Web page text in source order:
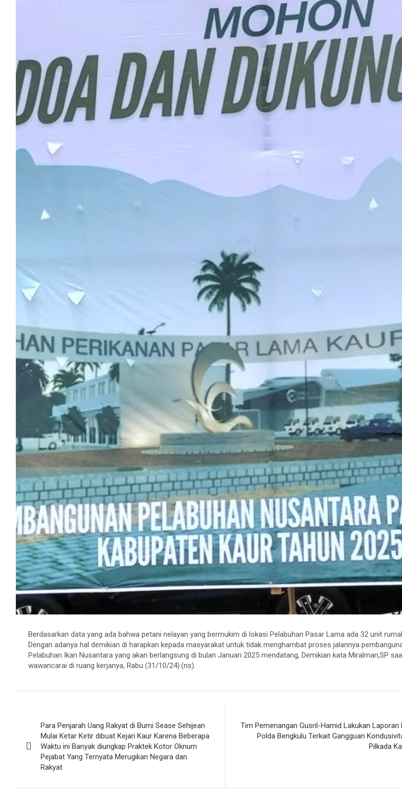
Berdasarkan data yang ada bahwa petani nelayan yang bermukim di lokasi Pelabuhan Pasar Lama ada 32 unit
Dengan adanya hal demikian di harapkan kepada masyarakat untuk tidak menghambat proses jalannya
Pelabuhan Ikan Nusantara yang akan berlangsung di bulan Januari 2025 mendatang, Demikian kata Miralman,SP
wawancarai di ruang kerjanya, Rabu (31/10/24).(ns).
pos
Para Penjarah Uang Rakyat di Bumi Sease Sehijean
Mulai Ketar Ketir dibuat Kejari Kaur Karena Beberapa
Waktu ini Banyak diungkap Praktek Kotor Oknum
Pejabat Yang Ternyata Merugikan Negara dan
Rakyat
Tim Pemenangan Gusril-Hamid Lakukan Laporan
Polda Bengkulu Terkait Gangguan
Pilkada